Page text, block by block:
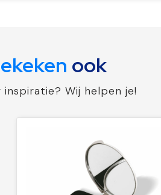
ook
Wij helpen je!